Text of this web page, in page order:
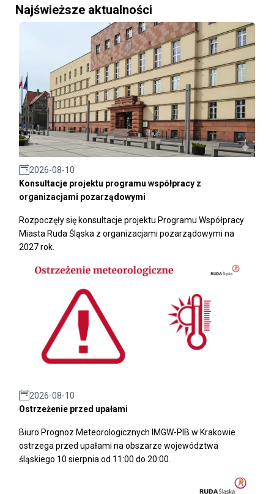
Najświeższe aktualności
2026-08-10
Konsultacje projektu programu współpracy z
organizacjami pozarządowymi
Rozpoczęły się konsultacje projektu Programu Współpracy
Miasta Ruda Śląska z organizacjami pozarządowymi na
2027 rok.
2026-08-10
Ostrzeżenie przed upałami
Biuro Prognoz Meteorologicznych IMGW-PIB w Krakowie
ostrzega przed upałami na obszarze województwa
śląskiego 10 sierpnia od 11:00 do 20:00.